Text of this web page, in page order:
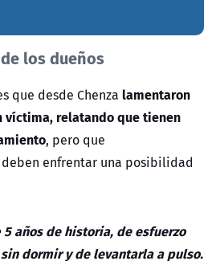
los dueños
que desde Chenza lamentaron
víctima, relatando que tienen
, pero que
enfrentar una posibilidad
5 años de historia, de esfuerzo
dormir y de levantarla a pulso.